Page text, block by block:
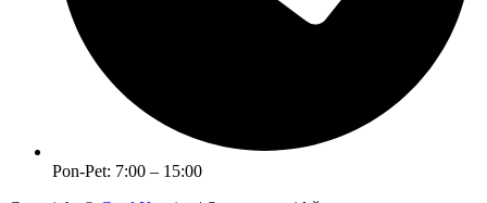
Pon-Pet: 7:00 – 15:00